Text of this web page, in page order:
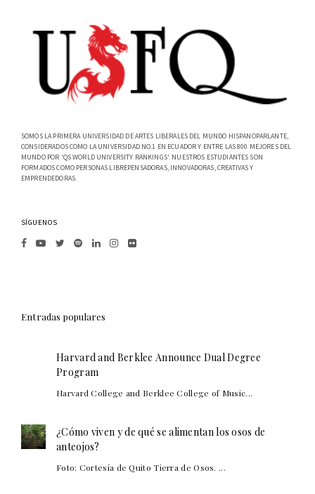
SOMOS LA PRIMERA UNIVERSIDAD DE ARTES LIBERALES DEL MUNDO HISPANOPARLANTE,
CONSIDERADOS COMO LA UNIVERSIDAD NO.1 EN ECUADOR Y ENTRE LAS 800 MEJORES DEL
MUNDO POR 'QS WORLD UNIVERSITY RANKINGS'. NUESTROS ESTUDIANTES SON
FORMADOS COMO PERSONAS LIBREPENSADORAS, INNOVADORAS, CREATIVAS Y
EMPRENDEDORAS.
SÍGUENOS
Entradas populares
Harvard and Berklee Announce Dual Degree
Program
Harvard College and Berklee College of Music...
¿Cómo viven y de qué se alimentan los osos de
anteojos?
Foto: Cortesía de Quito Tierra de Osos. ...